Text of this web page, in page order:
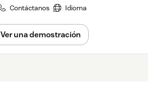
Contáctanos Idioma
Ver una demostración